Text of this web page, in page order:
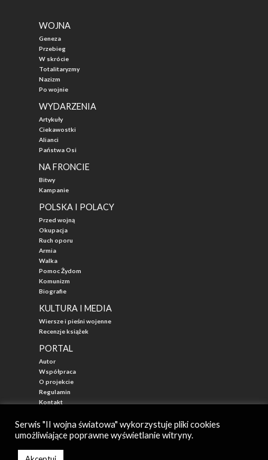
WOJNA
Geneza
Przebieg
W skrócie
Totalitaryzmy
Nazizm
Po wojnie
WYDARZENIA
Artykuły
Ciekawostki
Alianci
Państwa Osi
NA FRONCIE
Bitwy
Kampanie
POLSKA I POLACY
Przed wojną
Okupacja
Ruch oporu
Armia
Walka
Pomoc Żydom
Komunizm
Biografie
KULTURA I MEDIA
Wiersze i pieśni wojenne
Recenzje książek
PORTAL
Autor
Współpraca
O projekcie
Regulamin
Kontakt
Autor: Mateusz Łabuz
Serwis "II wojna światowa" wykorzystuje pliki cookies
umożliwiające poprawne wyświetlanie witryny.